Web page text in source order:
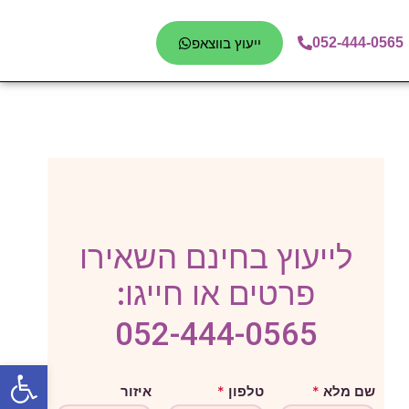
052-444-0565 ייעוץ בווצאפ
לייעוץ בחינם השאירו
פרטים או חייגו:
052-444-0565
מ
ל
שם מלא * טלפון * איזור
פתח